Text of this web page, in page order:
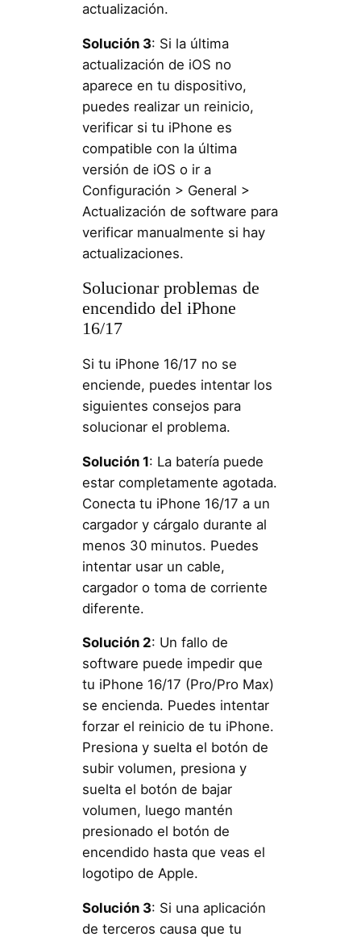
actualización.
Solución 3: Si la última
actualización de iOS no
aparece en tu dispositivo,
puedes realizar un reinicio,
verificar si tu iPhone es
compatible con la última
versión de iOS o ir a
Configuración > General >
Actualización de software para
verificar manualmente si hay
actualizaciones.
Solucionar problemas de
encendido del iPhone
16/17
Si tu iPhone 16/17 no se
enciende, puedes intentar los
siguientes consejos para
solucionar el problema.
Solución 1: La batería puede
estar completamente agotada.
Conecta tu iPhone 16/17 a un
cargador y cárgalo durante al
menos 30 minutos. Puedes
intentar usar un cable,
cargador o toma de corriente
diferente.
Solución 2: Un fallo de
software puede impedir que
tu iPhone 16/17 (Pro/Pro Max)
se encienda. Puedes intentar
forzar el reinicio de tu iPhone.
Presiona y suelta el botón de
subir volumen, presiona y
suelta el botón de bajar
volumen, luego mantén
presionado el botón de
encendido hasta que veas el
logotipo de Apple.
Solución 3: Si una aplicación
de terceros causa que tu